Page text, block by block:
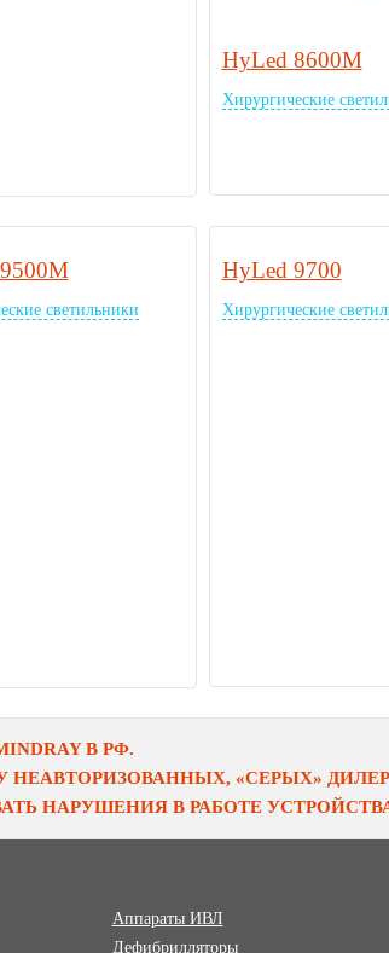
HyLed 8600M
Хирургические
светильники
HyLed 9700
Хирургические
В РФ.
«СЕРЫХ»
НАРУШЕНИЯ В РАБОТЕ
Аппараты ИВЛ
Дефибрилляторы